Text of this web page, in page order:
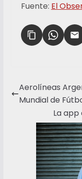
Fuente: El
Aerolíneas
Mundial de
La